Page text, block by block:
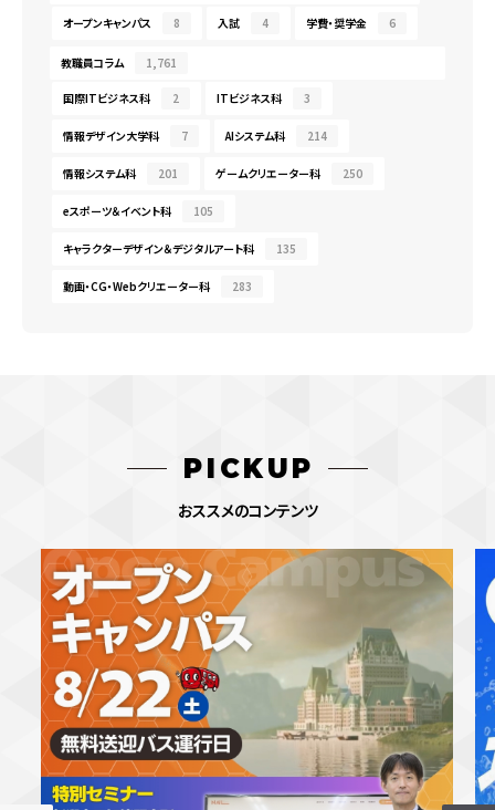
オープンキャンパス 8 入試 4 学費・奨学金 6
教職員コラム 1,761
国際ITビジネス科 2 ITビジネス科 3
情報デザイン大学科 7 AIシステム科 214
情報システム科 201 ゲームクリエーター科 250
eスポーツ＆イベント科 105
キャラクターデザイン＆デジタルアート科 135
動画・CG・Webクリエーター科 283
PICKUP
おススメのコンテンツ